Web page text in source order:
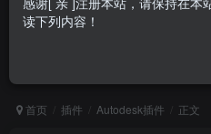
首页 插件 Autodesk插件 正文
读下列内容！